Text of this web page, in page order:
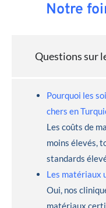
Notre
Questions sur
Pourquoi les
chers en
Les coûts de
moins élevés,
standards
Les matériaux
Oui, nos
matériaux